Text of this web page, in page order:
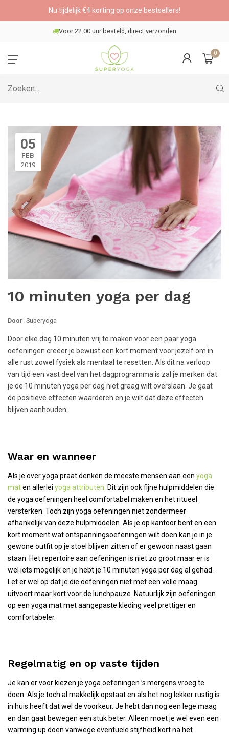
Nu tijdelijk €4 korting op onze bestsellers!
Voor 22:00 uur besteld, direct verzonden
0
05
FEB
2019
10 minuten yoga per dag
Door: Superyoga
Door elke dag 10 minuten vrij te maken voor een paar yoga
oefeningen creëer je bewust een kort moment voor jezelf om in
alle rust zowel fysiek als mentaal te resetten. Als dit na verloop
van tijd een vast deel van het dagprogramma is zal je merken dat
je de 10 minuten yoga per dag niet graag wilt overslaan. Je gaat
de positieve effecten waarderen en je wilt dat deze effecten
blijven aanhouden.
Waar en wanneer
Als je over yoga praat denken de meeste mensen aan een yoga
maten allerlei yoga attributen Dit zijn ook fijne hulpmiddelen die
de yoga oefeningen heel comfortabel maken en het ritueel
versterken. Toch zijn yoga oefeningen niet zondermeer
afhankelijk van deze hulpmiddelen. Als je op kantoor bent en een
kort moment wat ontspanningsoefeningen wilt doen kan je in je
gewone outfit op je stoel blijven zitten of er gewoon naast gaan
staan. Het repertoire aan oefeningen is niet zo groot maar er is
wel iets mogelijk en je hebt je 10 minuten yoga per dag al gehad.
Let er wel op dat je die oefeningen niet met een volle maag
uitvoert maar kort voor de lunchpauze. Natuurlijk zijn oefeningen
op een yoga mat met aangepaste kleding veel prettiger en
comfortabeler.
Regelmatig en op vaste tijden
Je kan er voor kiezen je yoga oefeningen ’s morgens vroeg te
doen. Als je toch al makkelijk opstaat en als het nog lekker rustig is
in huis heeft dat wel de voorkeur. Je hebt dan nog een lege maag
en dan gaat bewegen een stuk beter. Alleen moet je wel even een
warming up doen vanwege eventuele stijfheid kort na het